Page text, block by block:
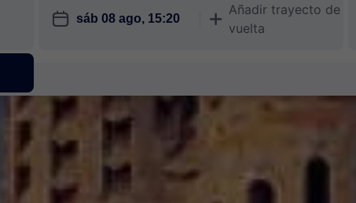
󱎗 󱅇
Añadir trayecto de
vuelta